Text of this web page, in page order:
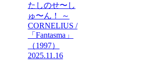
たしのせ〜し
ゅ〜ん！ ～
CORNELIUS /
「Fantasma」
（1997）
2025.11.16